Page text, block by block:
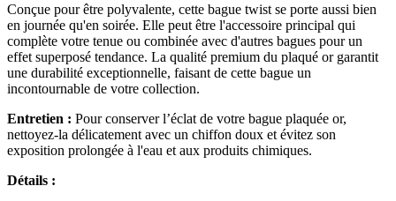
Conçue pour être polyvalente, cette bague twist se porte aussi bien
en journée qu'en soirée. Elle peut être l'accessoire principal qui
complète votre tenue ou combinée avec d'autres bagues pour un
effet superposé tendance. La qualité premium du plaqué or garantit
une durabilité exceptionnelle, faisant de cette bague un
incontournable de votre collection.
Entretien : Pour conserver l’éclat de votre bague plaquée or,
nettoyez-la délicatement avec un chiffon doux et évitez son
exposition prolongée à l'eau et aux produits chimiques.
Détails :